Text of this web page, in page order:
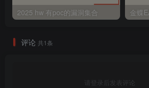
2025 hw 有poc的漏洞集合
评论 共1条
请登录后发表评论